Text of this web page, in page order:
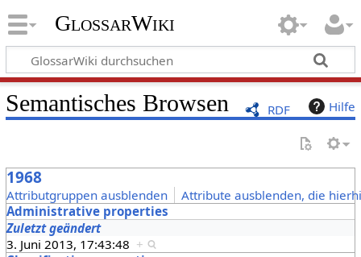
GlossarWiki
RDF Hilfe
Semantisches Browsen
1968
Attributgruppen ausblenden
Attribute ausblenden, die
Administrative properties
Zuletzt geändert
3. Juni 2013, 17:43:48 +